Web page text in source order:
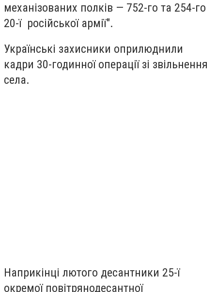
механізованих полків — 752-го та 254-го
20-ї російської армії".
Українські захисники оприлюднили
кадри 30-годинної операції зі звільнення
села.
Наприкінці лютого десантники 25-ї
окремої повітрянодесантної